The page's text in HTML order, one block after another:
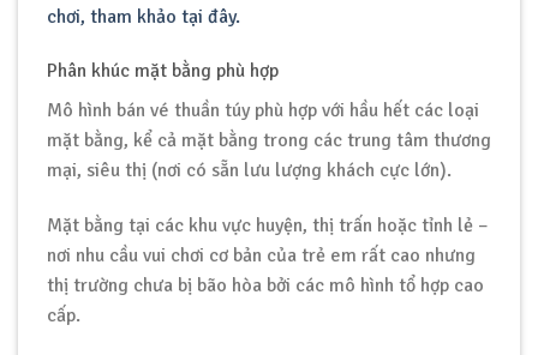
chơi, tham khảo tại đây.
Phân khúc mặt bằng phù hợp
Mô hình bán vé thuần túy phù hợp với hầu hết các loại
mặt bằng, kể cả mặt bằng trong các trung tâm thương
mại, siêu thị (nơi có sẵn lưu lượng khách cực lớn).
Mặt bằng tại các khu vực huyện, thị trấn hoặc tỉnh lẻ –
nơi nhu cầu vui chơi cơ bản của trẻ em rất cao nhưng
thị trường chưa bị bão hòa bởi các mô hình tổ hợp cao
cấp.